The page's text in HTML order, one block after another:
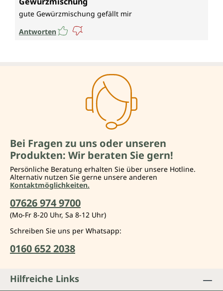
gute Gewürzmischung gefällt mir
Antworten
Bei Fragen zu uns oder unseren
Produkten: Wir beraten Sie gern!
Persönliche Beratung erhalten Sie über unsere Hotline.
Alternativ nutzen Sie gerne unsere anderen
Kontaktmöglichkeiten.
07626 974 9700
(Mo-Fr 8-20 Uhr, Sa 8-12 Uhr)
Schreiben Sie uns per Whatsapp:
0160 652 2038
Hilfreiche Links